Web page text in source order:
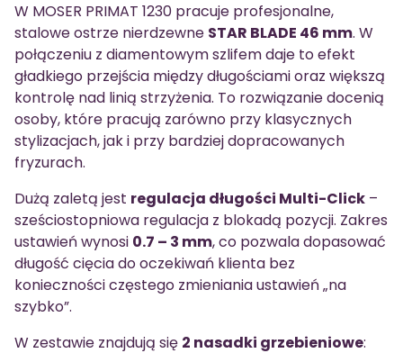
W MOSER PRIMAT 1230 pracuje profesjonalne,
stalowe ostrze nierdzewne STAR BLADE 46 mm. W
połączeniu z diamentowym szlifem daje to efekt
gładkiego przejścia między długościami oraz większą
kontrolę nad linią strzyżenia. To rozwiązanie docenią
osoby, które pracują zarówno przy klasycznych
stylizacjach, jak i przy bardziej dopracowanych
fryzurach.
Dużą zaletą jest regulacja długości Multi-Click –
sześciostopniowa regulacja z blokadą pozycji. Zakres
ustawień wynosi 0.7 – 3 mm, co pozwala dopasować
długość cięcia do oczekiwań klienta bez
konieczności częstego zmieniania ustawień „na
szybko”.
W zestawie znajdują się 2 nasadki grzebieniowe: